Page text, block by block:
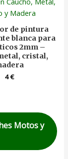
de pintura
blanca para
2mm –
cristal,
4€
Motos y